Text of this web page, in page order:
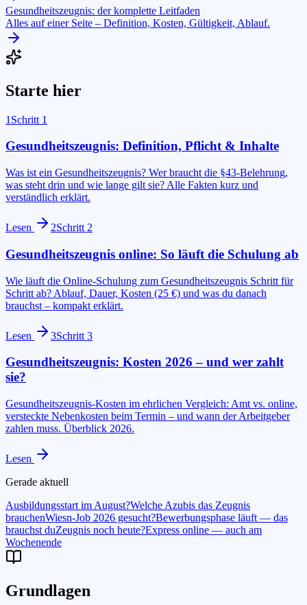
Gesundheitszeugnis: der komplette Leitfaden
Alles auf einer Seite – Definition, Kosten, Gültigkeit, Ablauf.
Starte hier
1 Schritt 1
Gesundheitszeugnis: Definition, Pflicht & Inhalte
Was ist ein Gesundheitszeugnis? Wer braucht die §43-Belehrung,
was steht drin und wie lange gilt sie? Alle Fakten kurz und
verständlich erklärt.
Lesen 2Schritt 2
Gesundheitszeugnis online: So läuft die Schulung ab
Wie läuft die Online-Schulung zum Gesundheitszeugnis Schritt für
Schritt ab? Ablauf, Dauer, Kosten (25 €) und was du danach
brauchst – kompakt erklärt.
Lesen 3Schritt 3
Gesundheitszeugnis: Kosten 2026 – und wer zahlt
sie?
Gesundheitszeugnis-Kosten im ehrlichen Vergleich: Amt vs. online,
versteckte Nebenkosten beim Termin – und wann der Arbeitgeber
zahlen muss. Überblick 2026.
Lesen
Gerade aktuell
Ausbildungsstart im August?Welche Azubis das Zeugnis
brauchenWiesn-Job 2026 gesucht?Bewerbungsphase läuft — das
brauchst duZeugnis noch heute?Express online — auch am
Wochenende
Grundlagen